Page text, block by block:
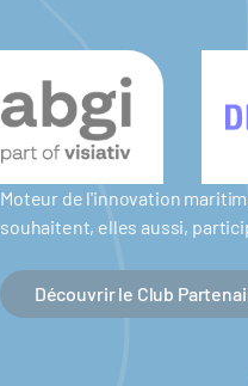
Moteur de l'innovation
souhaitent, elles aussi,
Découvrir le Club